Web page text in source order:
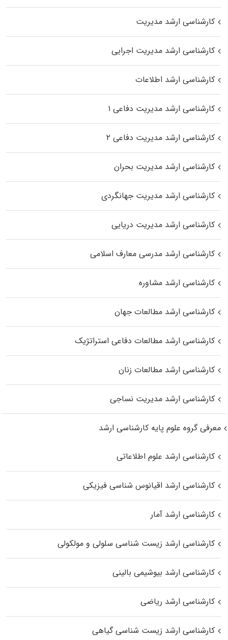
کارشناسی ارشد مدیریت
کارشناسی ارشد مدیریت اجرایی
کارشناسی ارشد اطلاعات
کارشناسی ارشد مدیریت دفاعی ۱
کارشناسی ارشد مدیریت دفاعی ۲
کارشناسی ارشد مدیریت بحران
کارشناسی ارشد مدیریت جهانگردی
کارشناسی ارشد مدیریت دریایی
کارشناسی ارشد مدرسی معارف اسلامی
کارشناسی ارشد مشاوره
کارشناسی ارشد مطالعات جهان
کارشناسی ارشد مطالعات دفاعی استراتژیک
کارشناسی ارشد مطالعات زنان
کارشناسی ارشد مدیریت نساجی
معرفی گروه علوم پایه کارشناسی ارشد
کارشناسی ارشد علوم اطلاعاتی
کارشناسی ارشد اقیانوس‌ شناسی فیزیکی
کارشناسی ارشد آمار
کارشناسی ارشد زیست شناسی سلولی و مولکولی
کارشناسی ارشد بیوشیمی بالینی
کارشناسی ارشد ریاضی
کارشناسی ارشد زیست‌ شناسی گیاهی